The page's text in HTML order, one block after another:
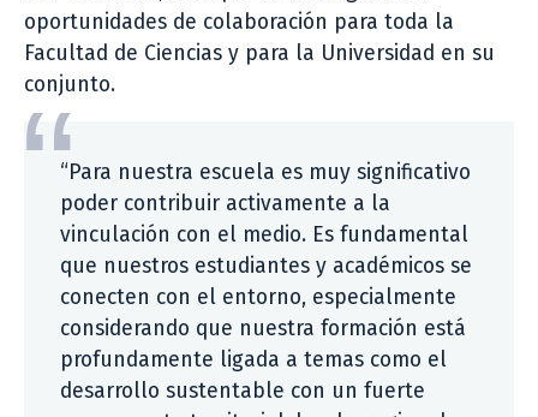
oportunidades de colaboración para toda la
Facultad de Ciencias y para la Universidad en su
conjunto.
“Para nuestra escuela es muy significativo
poder contribuir activamente a la
vinculación con el medio. Es fundamental
que nuestros estudiantes y académicos se
conecten con el entorno, especialmente
considerando que nuestra formación está
profundamente ligada a temas como el
desarrollo sustentable con un fuerte